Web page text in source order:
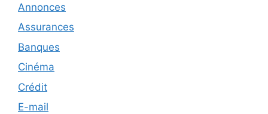
Annonces
Assurances
Banques
Cinéma
Crédit
E-mail